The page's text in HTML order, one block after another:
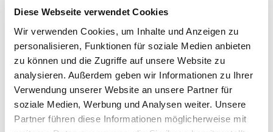
Diese Webseite verwendet Cookies
Wir verwenden Cookies, um Inhalte und Anzeigen zu
personalisieren, Funktionen für soziale Medien anbieten
zu können und die Zugriffe auf unsere Website zu
analysieren. Außerdem geben wir Informationen zu Ihrer
Verwendung unserer Website an unsere Partner für
soziale Medien, Werbung und Analysen weiter. Unsere
Partner führen diese Informationen möglicherweise mit
Dies könnte Sie auch interessieren